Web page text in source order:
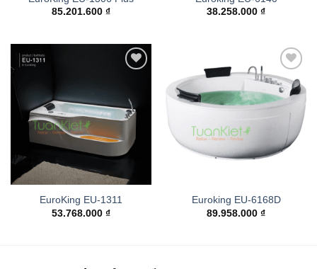
85.201.600 ₫
38.258.000 ₫
EuroKing EU-1311
53.768.000 ₫
Add to
wishlist
Euroking EU-6168D
89.958.000 ₫